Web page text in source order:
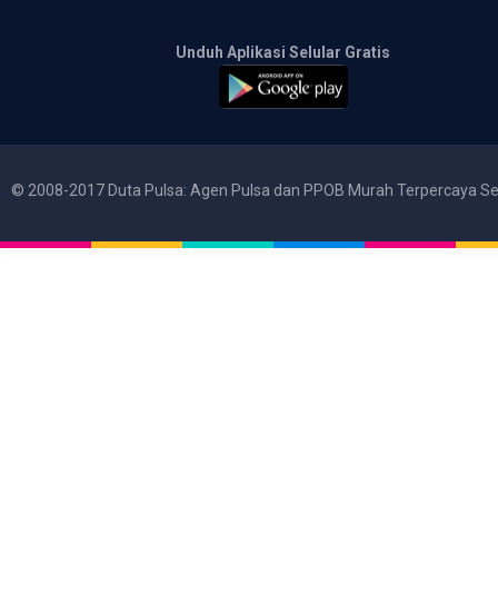
Unduh Aplikasi Selular Gratis
© 2008-2017 Duta Pulsa: Agen Pulsa dan PPOB Murah Terpercaya